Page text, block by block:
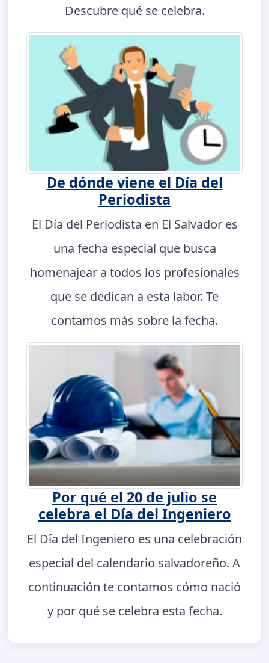
Descubre qué se celebra.
De dónde viene el Día del
Periodista
El Día del Periodista en El Salvador es
una fecha especial que busca
homenajear a todos los profesionales
que se dedican a esta labor. Te
contamos más sobre la fecha.
Por qué el 20 de julio se
celebra el Día del Ingeniero
El Día del Ingeniero es una celebración
especial del calendario salvadoreño. A
continuación te contamos cómo nació
y por qué se celebra esta fecha.